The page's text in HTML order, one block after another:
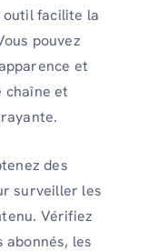
outil facilite la
pouvez
et
chaîne et
des
surveiller les
Vérifiez
les